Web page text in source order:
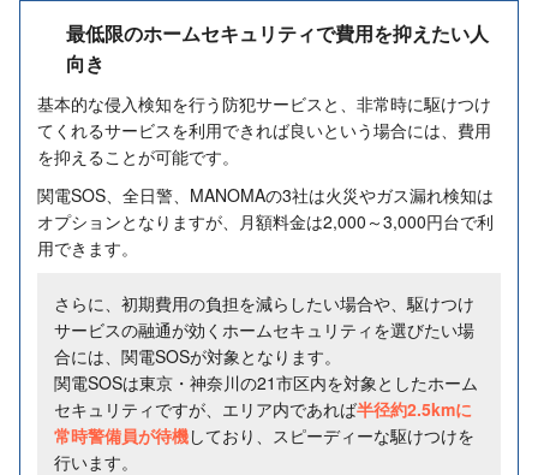
最低限のホームセキュリティで費用を抑えたい人
向き
基本的な侵入検知を行う防犯サービスと、非常時に駆けつけ
てくれるサービスを利用できれば良いという場合には、費用
を抑えることが可能です。
関電SOS、全日警、MANOMAの3社は火災やガス漏れ検知は
オプションとなりますが、月額料金は2,000～3,000円台で利
用できます。
さらに、初期費用の負担を減らしたい場合や、駆けつけ
サービスの融通が効くホームセキュリティを選びたい場
合には、関電SOSが対象となります。
関電SOSは東京・神奈川の21市区内を対象としたホーム
セキュリティですが、エリア内であれば半径約2.5kmに
常時警備員が待機しており、スピーディーな駆けつけを
行います。